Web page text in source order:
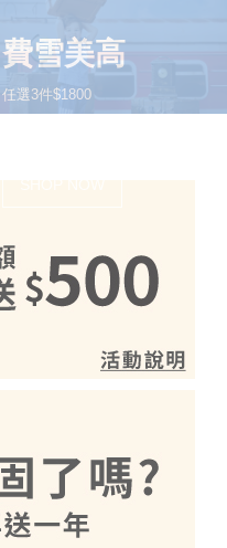
費雪美高
任選3件$1800